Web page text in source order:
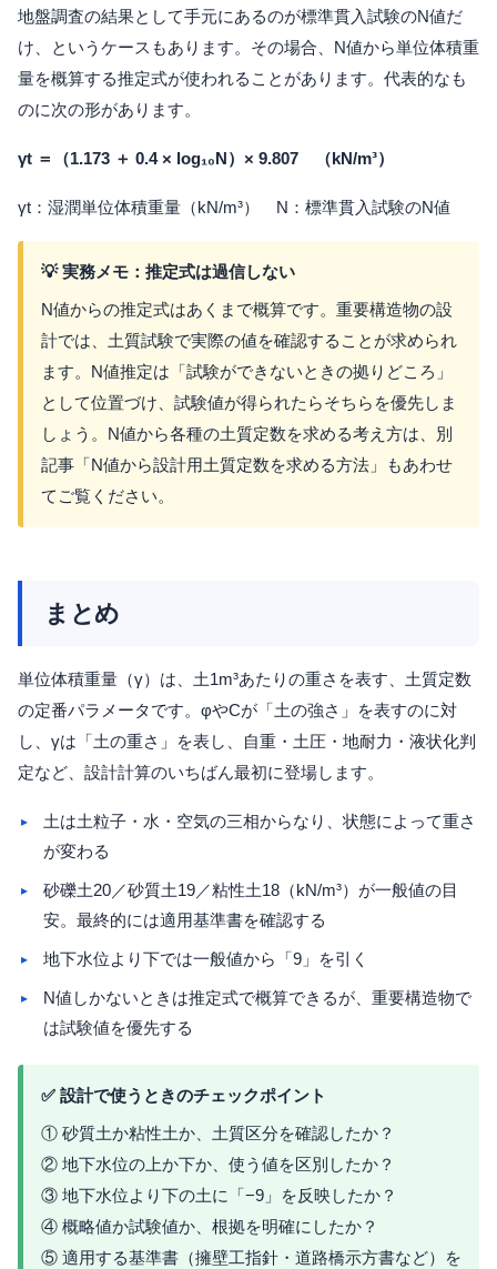
地盤調査の結果として手元にあるのが標準貫入試験のN値だ
け、というケースもあります。その場合、N値から単位体積重
量を概算する推定式が使われることがあります。代表的なも
のに次の形があります。
γt ＝（1.173 ＋ 0.4 × log₁₀N）× 9.807 （kN/m³）
γt：湿潤単位体積重量（kN/m³） N：標準貫入試験のN値
💡 実務メモ：推定式は過信しない
N値からの推定式はあくまで概算です。重要構造物の設
計では、土質試験で実際の値を確認することが求められ
ます。N値推定は「試験ができないときの拠りどころ」
として位置づけ、試験値が得られたらそちらを優先しま
しょう。N値から各種の土質定数を求める考え方は、別
記事「N値から設計用土質定数を求める方法」もあわせ
てご覧ください。
まとめ
単位体積重量（γ）は、土1m³あたりの重さを表す、土質定数
の定番パラメータです。φやCが「土の強さ」を表すのに対
し、γは「土の重さ」を表し、自重・土圧・地耐力・液状化判
定など、設計計算のいちばん最初に登場します。
土は土粒子・水・空気の三相からなり、状態によって重さ
が変わる
砂礫土20／砂質土19／粘性土18（kN/m³）が一般値の目
安。最終的には適用基準書を確認する
地下水位より下では一般値から「9」を引く
N値しかないときは推定式で概算できるが、重要構造物で
は試験値を優先する
✅ 設計で使うときのチェックポイント
① 砂質土か粘性土か、土質区分を確認したか？
② 地下水位の上か下か、使う値を区別したか？
③ 地下水位より下の土に「−9」を反映したか？
④ 概略値か試験値か、根拠を明確にしたか？
⑤ 適用する基準書（擁壁工指針・道路橋示方書など）を